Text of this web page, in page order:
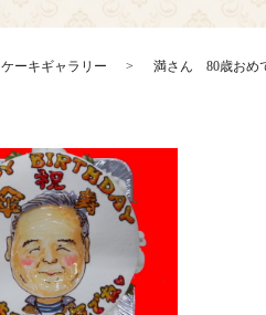
ケーキギャラリー 満さん 80歳おめ